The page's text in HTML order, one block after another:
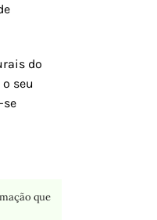
do
seu
se
que